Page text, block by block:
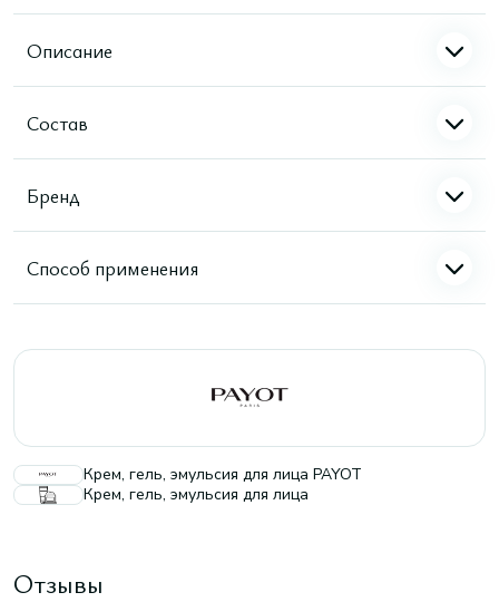
Описание
Состав
Бренд
Способ применения
Крем, гель, эмульсия для лица PAYOT
Крем, гель, эмульсия для лица
Отзывы